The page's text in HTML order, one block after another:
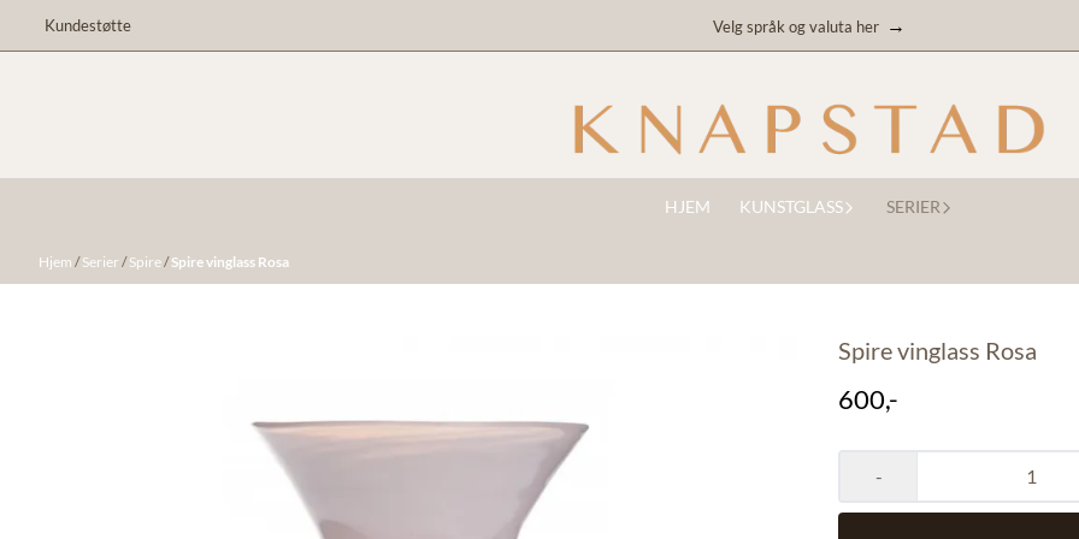
Hopp til innhold
Kundestøtte Velg språk og valuta her →
HJEM KUNSTGLASS SERIER
Hjem /Serier /Spire/Spire vinglass Rosa
Spire vinglass Rosa
600,-
-